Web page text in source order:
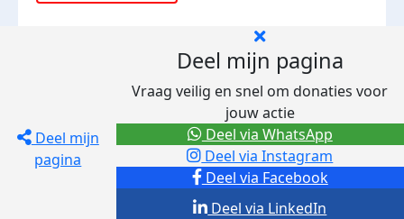
Deel mijn
pagina
Deel mijn pagina
Vraag veilig en snel om donaties voor
jouw actie
Deel via Facebook
Deel via Instagram
Deel via LinkedIn
Deel via WhatsApp